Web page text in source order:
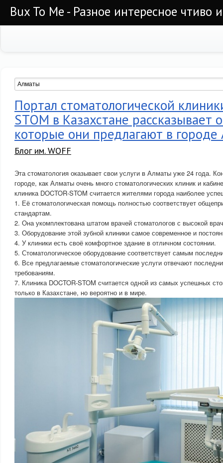
Bux To Me - Разное интересное чтиво
Портал стоматологической
STOM в Казахстане рассказывает
которые они предлагают в
Блог им. WOFF
Эта стоматология оказывает свои услуги в Алматы уже 24 года.
городе, как Алматы очень много стоматологических клиник и
клиника DOCTOR-STOM считается жителями города наиболее
1. Её стоматологическая помощь полностью соответствует
стандартам.
2. Она укомплектована штатом врачей стоматологов с высокой
3. Оборудование этой зубной клиники самое современное и
4. У клиники есть своё комфортное здание в отличном состоянии.
5. Стоматологическое оборудование соответствует самым
6. Все предлагаемые стоматологические услуги отвечают
требованиям.
7. Клиника DOCTOR-STOM считается одной из самых успешных
только в Казахстане, но вероятно и в мире.